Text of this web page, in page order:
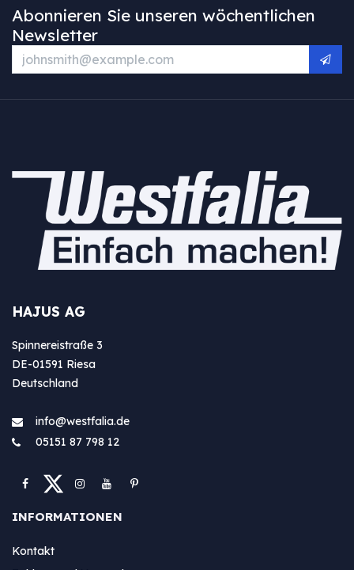
Abonnieren Sie unseren wöchentlichen
Newsletter
HAJUS AG
Spinnereistraße 3
DE-01591 Riesa
Deutschland
info@westfa​lia.de
05151 87 798 12
INFORMATIONEN
Kontakt